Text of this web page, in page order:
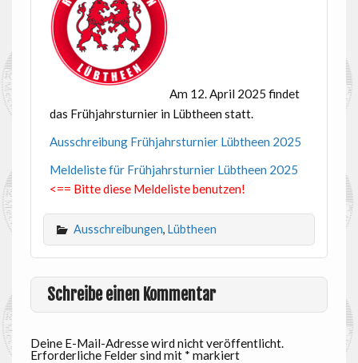
Am 12. April 2025 findet
das Frühjahrsturnier in Lübtheen statt.
Ausschreibung Frühjahrsturnier Lübtheen 2025
Meldeliste für Frühjahrsturnier Lübtheen 2025
<== Bitte diese Meldeliste benutzen!
Ausschreibungen, Lübtheen
Schreibe einen Kommentar
Deine E-Mail-Adresse wird nicht veröffentlicht.
Erforderliche Felder sind mit * markiert